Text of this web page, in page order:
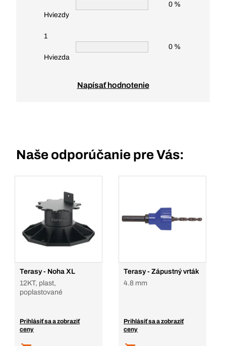
Hviezdy
0 %
1
Hviezda
0 %
Napísať hodnotenie
Naše odporúčanie pre Vás:
Terasy - Noha XL
12KT, plast,
poplastované
Prihlásiť sa a zobraziť
ceny
Terasy - Zápustný vrták
4.8 mm
Prihlásiť sa a zobraziť
ceny